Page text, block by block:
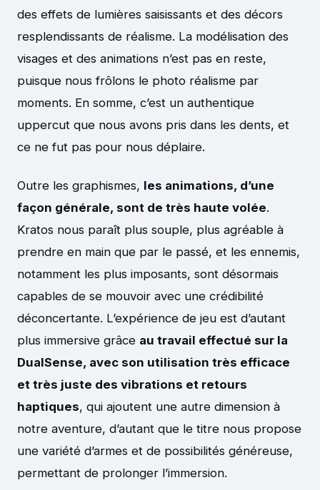
des effets de lumières saisissants et des décors
resplendissants de réalisme. La modélisation des
visages et des animations n’est pas en reste,
puisque nous frôlons le photo réalisme par
moments. En somme, c’est un authentique
uppercut que nous avons pris dans les dents, et
ce ne fut pas pour nous déplaire.
Outre les graphismes, les animations, d’une
façon générale, sont de très haute volée.
Kratos nous paraît plus souple, plus agréable à
prendre en main que par le passé, et les ennemis,
notamment les plus imposants, sont désormais
capables de se mouvoir avec une crédibilité
déconcertante. L’expérience de jeu est d’autant
plus immersive grâce au travail effectué sur la
DualSense, avec son utilisation très efficace
et très juste des vibrations et retours
haptiques, qui ajoutent une autre dimension à
notre aventure, d’autant que le titre nous propose
une variété d’armes et de possibilités généreuse,
permettant de prolonger l’immersion.